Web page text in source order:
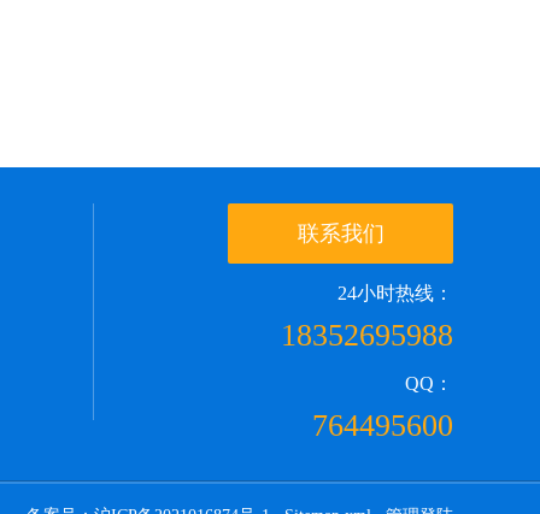
联系我们
24小时热线：
18352695988
QQ：
764495600